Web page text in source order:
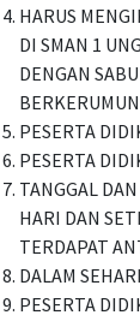
HARUS
DI SMAN 1
DENGAN
BERKERUMUN
PESERTA
PESERTA
TANGGAL
HARI DAN
TERDAPAT
DALAM
PESERTA